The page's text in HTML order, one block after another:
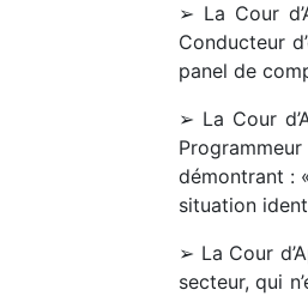
➢ La Cour
Conducteur
panel de
➢ La Cour
démontrant :
situation
➢ La Cour
secteur, qui